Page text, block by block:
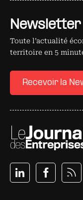
Newsletter
Toute l’actualité
territoire en 5
Recevoir la